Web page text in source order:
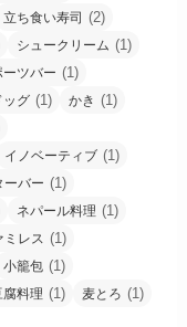
立ち食い寿司 (2)
シュークリーム (1)
ーツバー (1)
ッグ (1) かき (1)
イノベーティブ (1)
ーバー (1)
ネパール料理 (1)
ミレス (1)
小籠包 (1)
腐料理 (1) 麦とろ (1)